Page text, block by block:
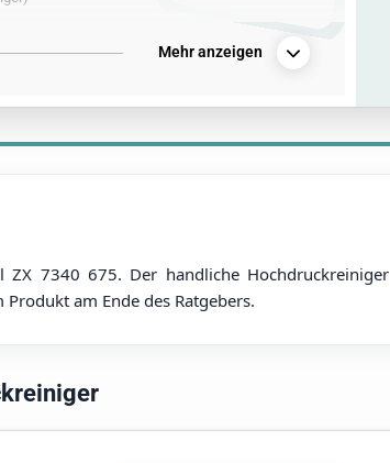
Mehr anzeigen
ZX 7340 675. Der handliche
am Ende des Ratgebers.